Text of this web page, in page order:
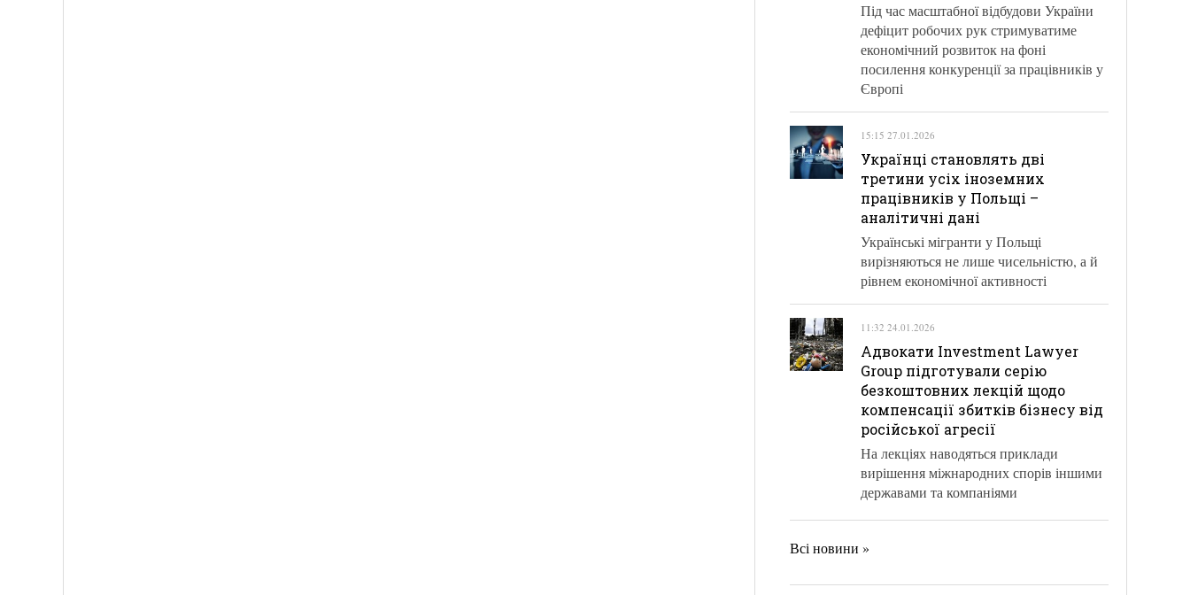
Під час масштабної відбудови України
дефіцит робочих рук стримуватиме
економічний розвиток на фоні
посилення конкуренції за працівників у
Європі
15:15 27.01.2026
Українці становлять дві
третини усіх іноземних
працівників у Польщі –
аналітичні дані
Українські мігранти у Польщі
вирізняються не лише чисельністю, а й
рівнем економічної активності
11:32 24.01.2026
Адвокати Investment Lawyer
Group підготували серію
безкоштовних лекцій щодо
компенсації збитків бізнесу від
російської агресії
На лекціях наводяться приклади
вирішення міжнародних спорів іншими
державами та компаніями
Всі новини »